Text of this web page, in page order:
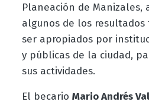
Planeación de Manizales,
algunos de los resultados
ser apropiados por
y públicas de la ciudad,
sus actividades.
El becario Mario Andrés